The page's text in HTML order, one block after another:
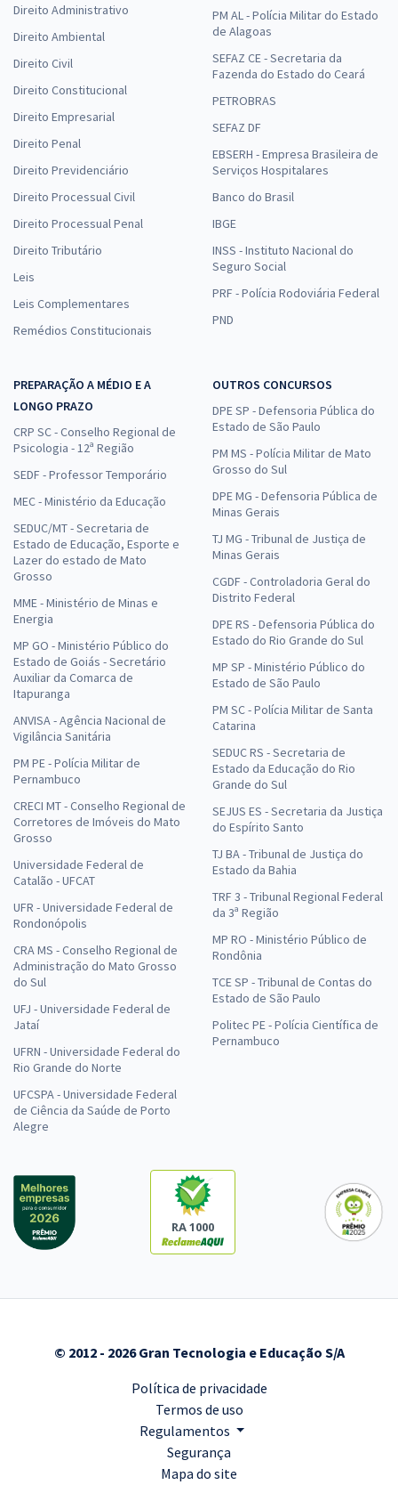
Direito Administrativo
Direito Ambiental
Direito Civil
Direito Constitucional
Direito Empresarial
Direito Penal
Direito Previdenciário
Direito Processual Civil
Direito Processual Penal
Direito Tributário
Leis
Leis Complementares
Remédios Constitucionais
PM AL - Polícia Militar do Estado
de Alagoas
SEFAZ CE - Secretaria da
Fazenda do Estado do Ceará
PETROBRAS
SEFAZ DF
EBSERH - Empresa Brasileira de
Serviços Hospitalares
Banco do Brasil
IBGE
INSS - Instituto Nacional do
Seguro Social
PRF - Polícia Rodoviária Federal
PND
PREPARAÇÃO A MÉDIO E A
LONGO PRAZO
CRP SC - Conselho Regional de
Psicologia - 12ª Região
SEDF - Professor Temporário
MEC - Ministério da Educação
SEDUC/MT - Secretaria de
Estado de Educação, Esporte e
Lazer do estado de Mato
Grosso
MME - Ministério de Minas e
Energia
MP GO - Ministério Público do
Estado de Goiás - Secretário
Auxiliar da Comarca de
Itapuranga
ANVISA - Agência Nacional de
Vigilância Sanitária
PM PE - Polícia Militar de
Pernambuco
CRECI MT - Conselho Regional de
Corretores de Imóveis do Mato
Grosso
Universidade Federal de
Catalão - UFCAT
UFR - Universidade Federal de
Rondonópolis
CRA MS - Conselho Regional de
Administração do Mato Grosso
do Sul
UFJ - Universidade Federal de
Jataí
UFRN - Universidade Federal do
Rio Grande do Norte
UFCSPA - Universidade Federal
de Ciência da Saúde de Porto
Alegre
OUTROS CONCURSOS
DPE SP - Defensoria Pública do
Estado de São Paulo
PM MS - Polícia Militar de Mato
Grosso do Sul
DPE MG - Defensoria Pública de
Minas Gerais
TJ MG - Tribunal de Justiça de
Minas Gerais
CGDF - Controladoria Geral do
Distrito Federal
DPE RS - Defensoria Pública do
Estado do Rio Grande do Sul
MP SP - Ministério Público do
Estado de São Paulo
PM SC - Polícia Militar de Santa
Catarina
SEDUC RS - Secretaria de
Estado da Educação do Rio
Grande do Sul
SEJUS ES - Secretaria da Justiça
do Espírito Santo
TJ BA - Tribunal de Justiça do
Estado da Bahia
TRF 3 - Tribunal Regional Federal
da 3ª Região
MP RO - Ministério Público de
Rondônia
TCE SP - Tribunal de Contas do
Estado de São Paulo
Politec PE - Polícia Científica de
Pernambuco
RA 1000
© 2012 - 2026 Gran Tecnologia e Educação S/A
Política de privacidade
Termos de uso
Regulamentos
Segurança
Mapa do site